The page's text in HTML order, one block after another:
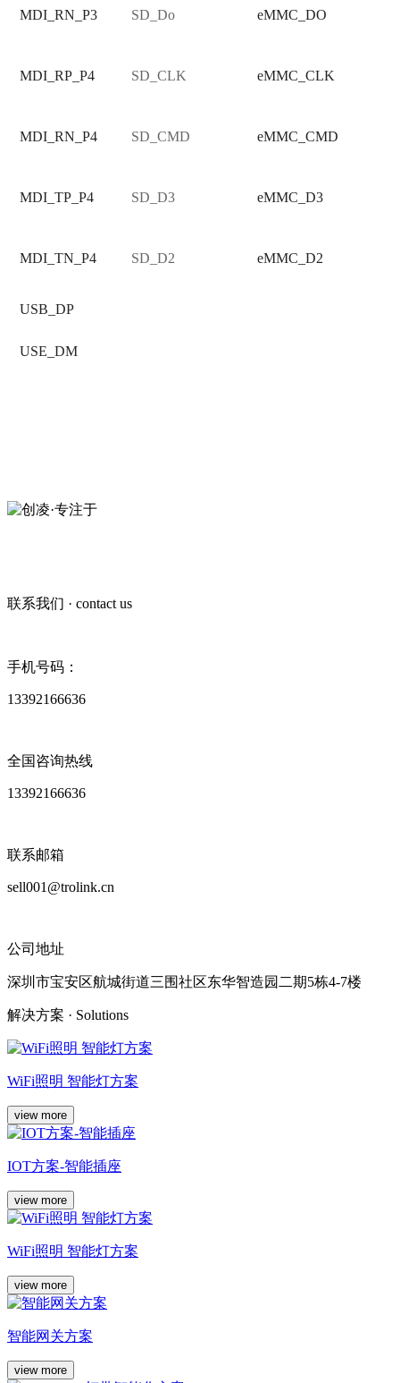
MDI_RN_P3 SD_Do eMMC_DO
MDI_RP_P4 SD_CLK eMMC_CLK
MDI_RN_P4 SD_CMD eMMC_CMD
MDI_TP_P4 SD_D3 eMMC_D3
MDI_TN_P4 SD_D2 eMMC_D2
USB_DP
USE_DM
联系我们 · contact us
手机号码：
13392166636
全国咨询热线
13392166636
联系邮箱
sell001@trolink.cn
公司地址
深圳市宝安区航城街道三围社区东华智造园二期5栋4-7楼
解决方案 · Solutions
WiFi照明 智能灯方案
view more
IOT方案-智能插座
view more
WiFi照明 智能灯方案
view more
智能网关方案
view more